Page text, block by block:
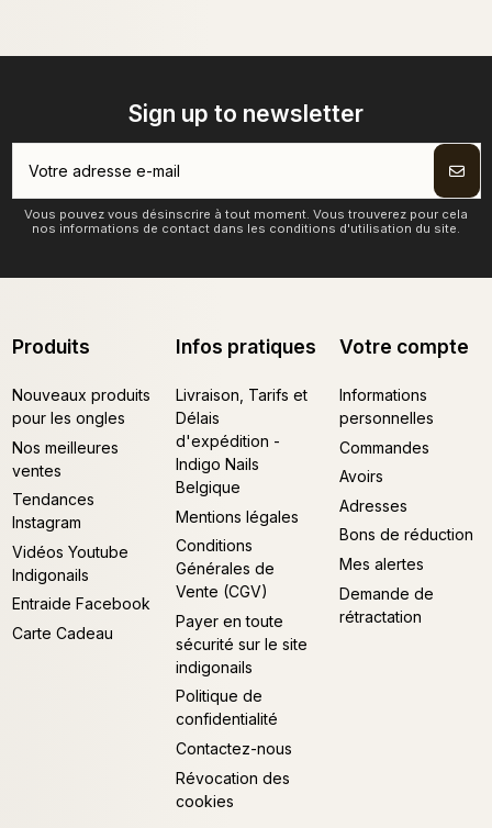
Sign up to newsletter
Vous pouvez vous désinscrire à tout moment. Vous trouverez pour cela
nos informations de contact dans les conditions d'utilisation du site.
Produits
Nouveaux produits
pour les ongles
Nos meilleures
ventes
Tendances
Instagram
Vidéos Youtube
Indigonails
Entraide Facebook
Carte Cadeau
Infos pratiques
Livraison, Tarifs et
Délais
d'expédition -
Indigo Nails
Belgique
Mentions légales
Conditions
Générales de
Vente (CGV)
Payer en toute
sécurité sur le site
indigonails
Politique de
confidentialité
Contactez-nous
Révocation des
cookies
Votre compte
Informations
personnelles
Commandes
Avoirs
Adresses
Bons de réduction
Mes alertes
Demande de
rétractation